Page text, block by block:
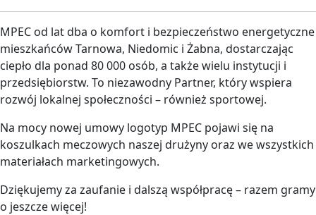
MPEC od lat dba o komfort i bezpieczeństwo energetyczne
mieszkańców Tarnowa, Niedomic i Żabna, dostarczając
ciepło dla ponad 80 000 osób, a także wielu instytucji i
przedsiębiorstw. To niezawodny Partner, który wspiera
rozwój lokalnej społeczności – również sportowej.
Na mocy nowej umowy logotyp MPEC pojawi się na
koszulkach meczowych naszej drużyny oraz we wszystkich
materiałach marketingowych.
Dziękujemy za zaufanie i dalszą współpracę – razem gramy
o jeszcze więcej!